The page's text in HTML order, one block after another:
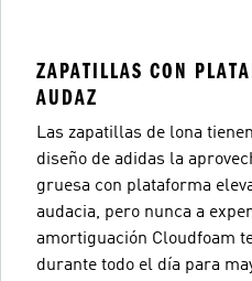
ZAPATILLAS CON
AUDAZ
Las zapatillas de lona
diseño de adidas la
gruesa con plataforma
audacia, pero nunca a
amortiguación Cloudfoam
durante todo el día para